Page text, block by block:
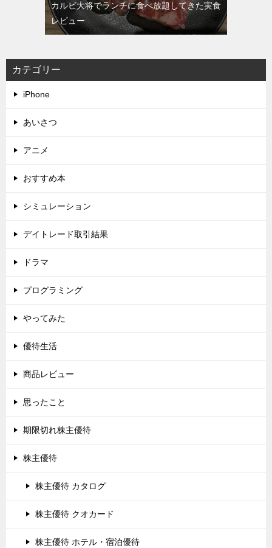
カルビ大将でランチに食べ放題してきた実食
レビュー
カテゴリー
iPhone
あいさつ
アニメ
おすすめ本
シミュレーション
デイトレード取引結果
ドラマ
プログラミング
やってみた
優待生活
商品レビュー
思ったこと
期限切れ株主優待
株主優待
株主優待 カタログ
株主優待 クオカード
株主優待 ホテル・宿泊優待